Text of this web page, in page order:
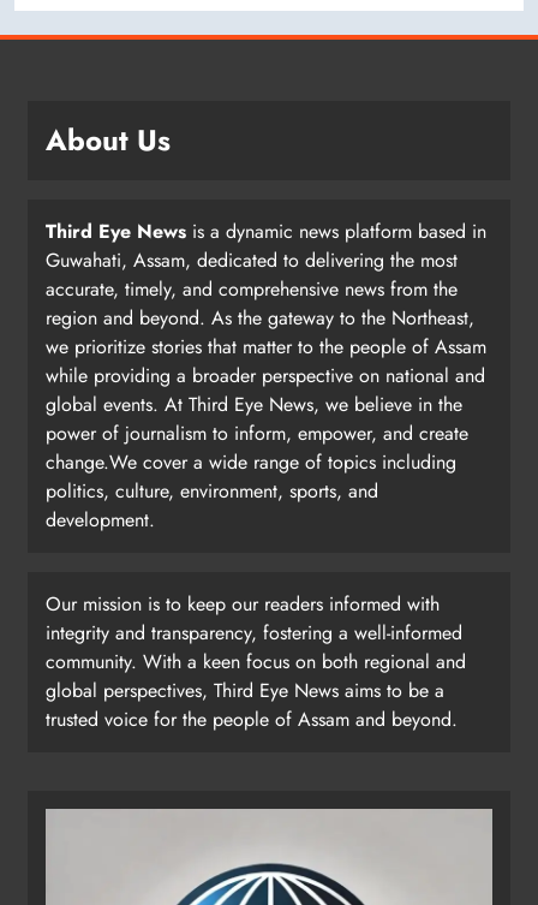
About Us
Third Eye News is a dynamic news platform based in
Guwahati, Assam, dedicated to delivering the most
accurate, timely, and comprehensive news from the
region and beyond. As the gateway to the Northeast,
we prioritize stories that matter to the people of Assam
while providing a broader perspective on national and
global events. At Third Eye News, we believe in the
power of journalism to inform, empower, and create
change.We cover a wide range of topics including
politics, culture, environment, sports, and
development.
Our mission is to keep our readers informed with
integrity and transparency, fostering a well-informed
community. With a keen focus on both regional and
global perspectives, Third Eye News aims to be a
trusted voice for the people of Assam and beyond.